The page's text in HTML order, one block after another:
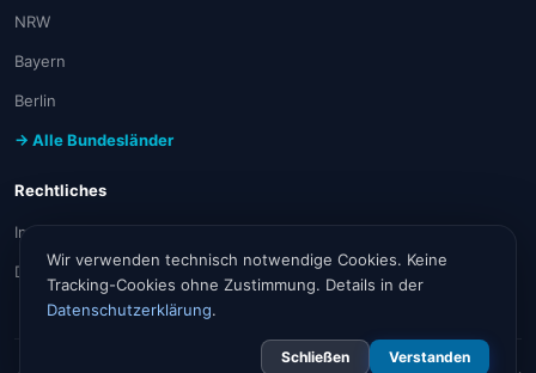
NRW
Bayern
Berlin
→ Alle Bundesländer
Rechtliches
Impressum
Datenschutz
Wir verwenden technisch notwendige Cookies. Keine
Tracking-Cookies ohne Zustimmung. Details in der
Datenschutzerklärung.
Schließen Verstanden